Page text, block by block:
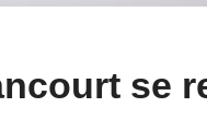
se